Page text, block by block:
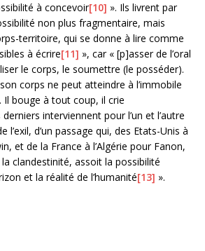
à concevoir[10] ». Ils livrent par
non plus fragmentaire, mais
territoire, qui se donne à lire comme
à écrire[11] », car « [p]asser de l’oral
le corps, le soumettre (le posséder).
corps ne peut atteindre à l’immobile
Il bouge à tout coup, il crie
derniers interviennent pour l’un et l’autre
l’exil, d’un passage qui, des Etats-Unis à
et de la France à l’Algérie pour Fanon,
clandestinité, assoit la possibilité
et la réalité de l’humanité[13] ».